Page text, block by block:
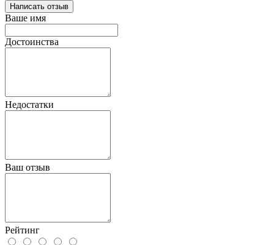
Написать отзыв
Ваше имя
Достоинства
Недостатки
Ваш отзыв
Рейтинг